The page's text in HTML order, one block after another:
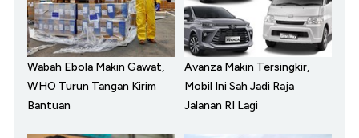
Wabah Ebola Makin Gawat,
WHO Turun Tangan Kirim
Bantuan
Avanza Makin Tersingkir,
Mobil Ini Sah Jadi Raja
Jalanan RI Lagi